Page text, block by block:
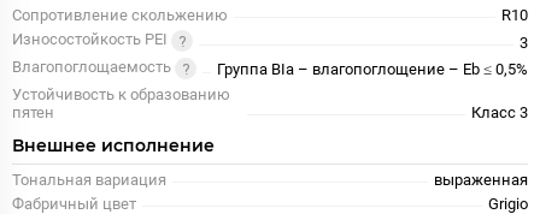
Сопротивление скольжению
R10
Износостойкость PEI
3
Влагопоглощаемость
Группа BIa – влагопоглощение – Eb ≤ 0,5%
Устойчивость к образованию
пятен
Класс 3
Внешнее исполнение
Тональная вариация
выраженная
Фабричный цвет
Grigio